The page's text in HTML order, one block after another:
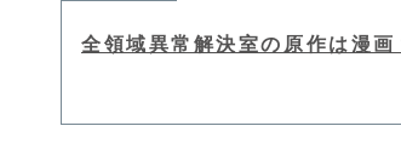
全領域異常解決室の原作は漫